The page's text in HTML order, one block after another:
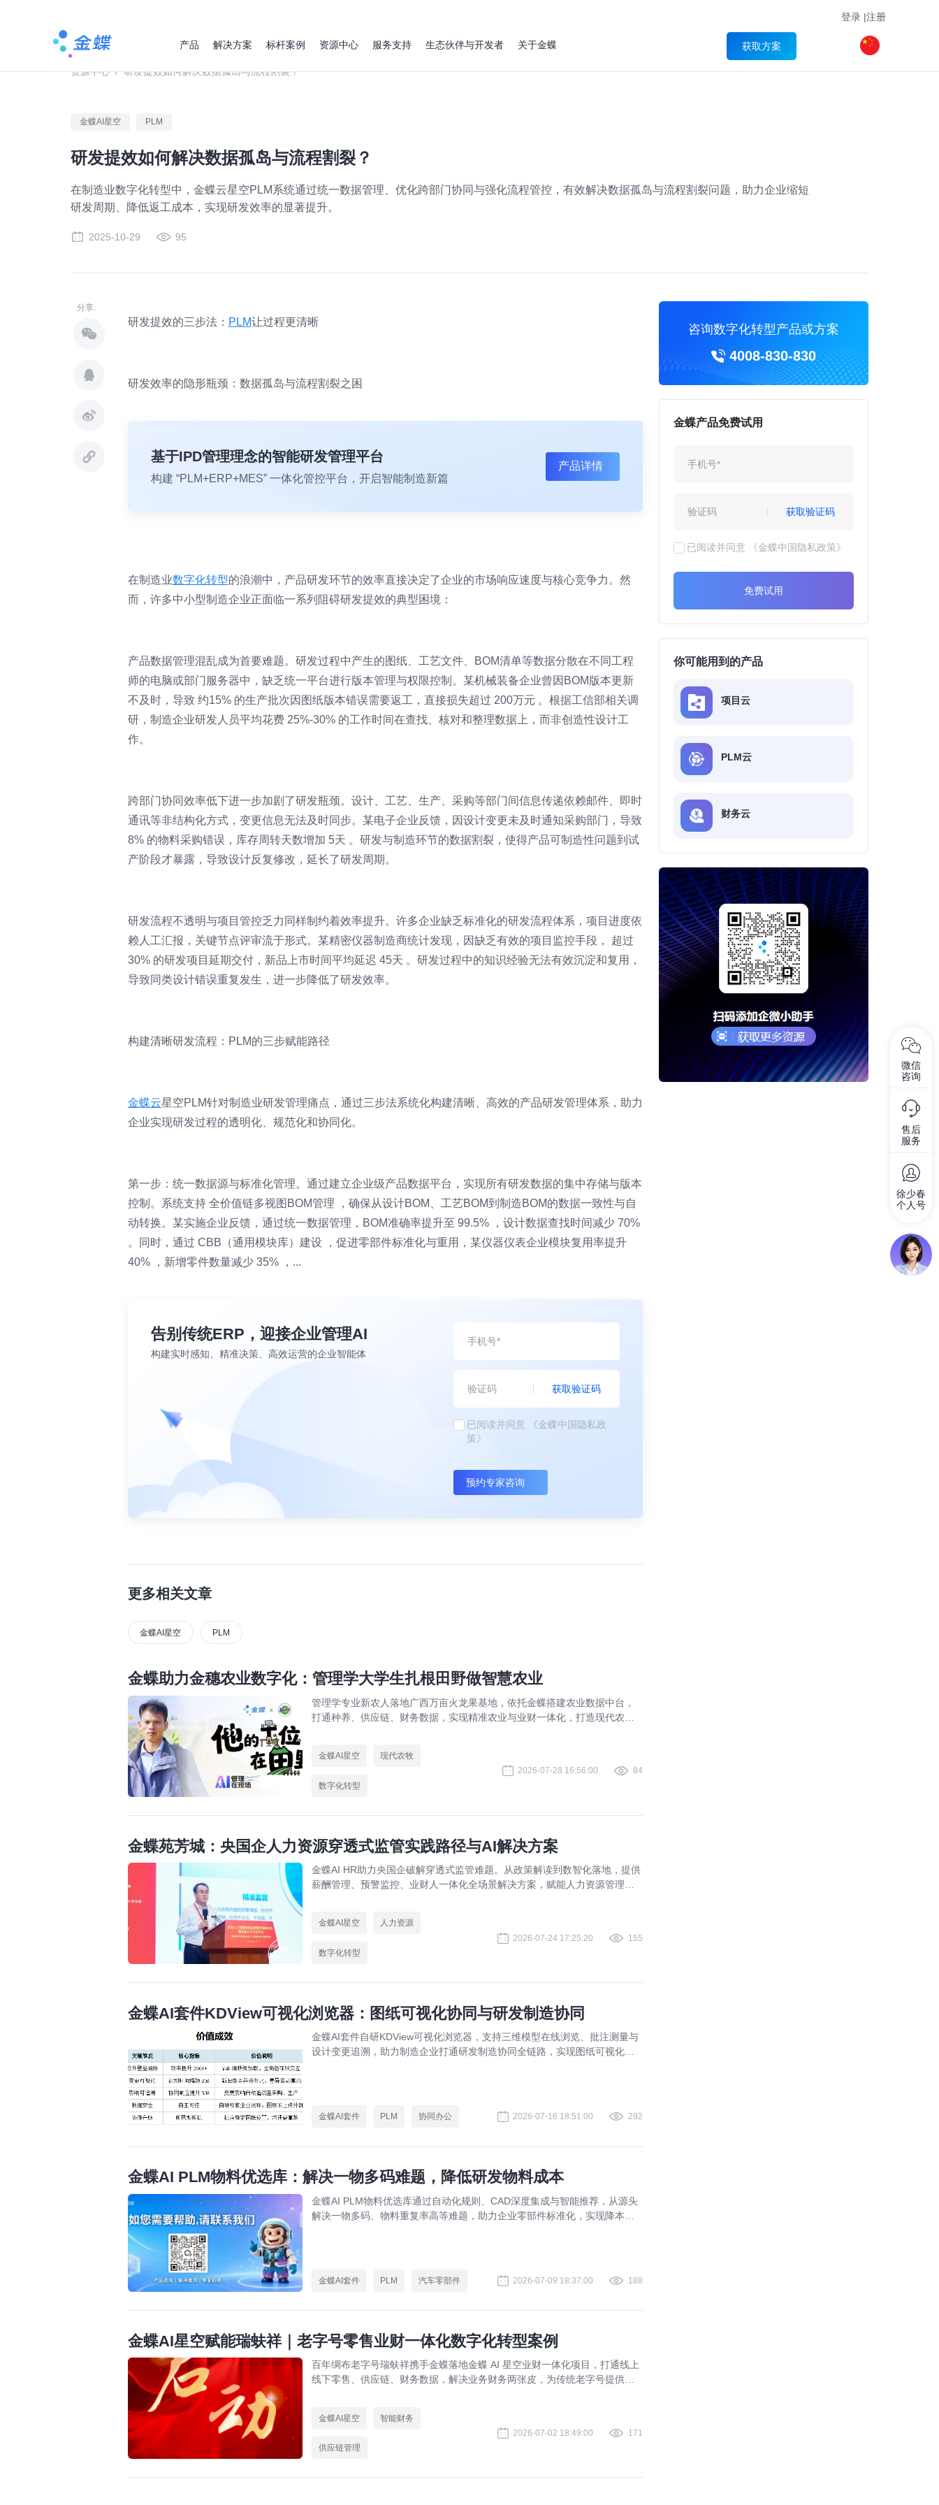
登录 |注册
产品 解决方案 标杆案例 资源中心 服务支持 生态伙伴与开发者 关于金蝶 获取方案
资源中心 / 研发提效如何解决数据孤岛与流程割裂？
金蝶AI星空 PLM
研发提效如何解决数据孤岛与流程割裂？
在制造业数字化转型中，金蝶云星空PLM系统通过统一数据管理、优化跨部门协同与强化流程管控，有效解决数据孤岛与流程割裂问题，助力企业缩短
研发周期、降低返工成本，实现研发效率的显著提升。
2025-10-29 95
分享:
研发提效的三步法： PLM让过程更清晰
研发效率的隐形瓶颈：数据孤岛与流程割裂之困
基于IPD管理理念的智能研发管理平台
构建 “PLM+ERP+MES” 一体化管控平台，开启智能制造新篇
产品详情
在制造业数字化转型的浪潮中，产品研发环节的效率直接决定了企业的市场响应速度与核心竞争力。然
而，许多中小型制造企业正面临一系列阻碍研发提效的典型困境：
产品数据管理混乱成为首要难题。研发过程中产生的图纸、工艺文件、BOM清单等数据分散在不同工程
师的电脑或部门服务器中，缺乏统一平台进行版本管理与权限控制。某机械装备企业曾因BOM版本更新
不及时，导致 约15% 的生产批次因图纸版本错误需要返工，直接损失超过 200万元 。根据工信部相关调
研，制造企业研发人员平均花费 25%-30% 的工作时间在查找、核对和整理数据上，而非创造性设计工
作。
跨部门协同效率低下进一步加剧了研发瓶颈。设计、工艺、生产、采购等部门间信息传递依赖邮件、即时
通讯等非结构化方式，变更信息无法及时同步。某电子企业反馈，因设计变更未及时通知采购部门，导致
8% 的物料采购错误，库存周转天数增加 5天 。研发与制造环节的数据割裂，使得产品可制造性问题到试
产阶段才暴露，导致设计反复修改，延长了研发周期。
研发流程不透明与项目管控乏力同样制约着效率提升。许多企业缺乏标准化的研发流程体系，项目进度依
赖人工汇报，关键节点评审流于形式。某精密仪器制造商统计发现，因缺乏有效的项目监控手段， 超过
30% 的研发项目延期交付，新品上市时间平均延迟 45天 。研发过程中的知识经验无法有效沉淀和复用，
导致同类设计错误重复发生，进一步降低了研发效率。
构建清晰研发流程：PLM的三步赋能路径
金蝶云星空PLM针对制造业研发管理痛点，通过三步法系统化构建清晰、高效的产品研发管理体系，助力
企业实现研发过程的透明化、规范化和协同化。
第一步：统一数据源与标准化管理。通过建立企业级产品数据平台，实现所有研发数据的集中存储与版本
控制。系统支持 全价值链多视图BOM管理 ，确保从设计BOM、工艺BOM到制造BOM的数据一致性与自
动转换。某实施企业反馈，通过统一数据管理，BOM准确率提升至 99.5% ，设计数据查找时间减少 70%
。同时，通过 CBB（通用模块库）建设 ，促进零部件标准化与重用，某仪器仪表企业模块复用率提升
40% ，新增零件数量减少 35% ，...
告别传统ERP，迎接企业管理AI
构建实时感知、精准决策、高效运营的企业智能体
获取验证码
已阅读并同意
《金蝶中国隐私政
策》
预约专家咨询
更多相关文章
金蝶AI星空 PLM
金蝶助力金穗农业数字化：管理学大学生扎根田野做智慧农业
管理学专业新农人落地广西万亩火龙果基地，依托金蝶搭建农业数据中台，
打通种养、供应链、财务数据，实现精准农业与业财一体化，打造现代农业
金蝶AI星空 现代农牧
数字化转型
2026-07-28 16:56:00 84
金蝶苑芳城：央国企人力资源穿透式监管实践路径与AI解决方案
金蝶AI HR助力央国企破解穿透式监管难题。从政策解读到数智化落地，提供
薪酬管理、预警监控、业财人一体化全场景解决方案，赋能人力资源管理合
金蝶AI星空 人力资源
数字化转型
2026-07-24 17:25:20 155
金蝶AI套件KDView可视化浏览器：图纸可视化协同与研发制造协同
金蝶AI套件自研KDView可视化浏览器，支持三维模型在线浏览、批注测量与
设计变更追溯，助力制造企业打通研发制造协同全链路，实现图纸可视化协
金蝶AI套件 PLM 协同办公 2026-07-16 18:51:00 292
金蝶AI PLM物料优选库：解决一物多码难题，降低研发物料成本
金蝶AI PLM物料优选库通过自动化规则、CAD深度集成与智能推荐，从源头
解决一物多码、物料重复率高等难题，助力企业零部件标准化，实现降本增
金蝶AI套件 PLM 汽车零部件 2026-07-09 18:37:00 188
金蝶AI星空赋能瑞蚨祥｜老字号零售业财一体化数字化转型案例
百年绸布老字号瑞蚨祥携手金蝶落地金蝶 AI 星空业财一体化项目，打通线上
线下零售、供应链、财务数据，解决业务财务两张皮，为传统老字号提供成
金蝶AI星空 智能财务
供应链管理
2026-07-02 18:49:00 171
咨询数字化转型产品或方案
4008-830-830
金蝶产品免费试用
获取验证码
已阅读并同意 《金蝶中国隐私政策》
免费试用
你可能用到的产品
项目云
PLM云
财务云
微信
咨询
售后
服务
徐少春
个人号